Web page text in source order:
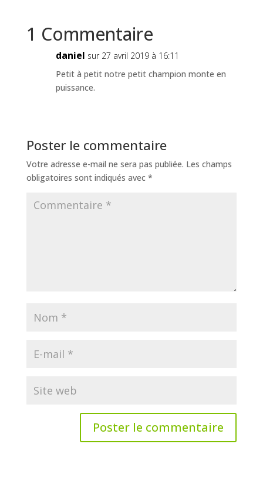
1 Commentaire
daniel sur 27 avril 2019 à 16:11
Petit à petit notre petit champion monte en
puissance.
Poster le commentaire
Votre adresse e-mail ne sera pas publiée. Les champs
obligatoires sont indiqués avec *